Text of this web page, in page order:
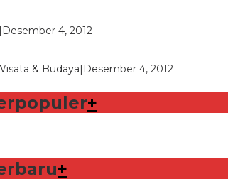
Desember 4, 2012
& Budaya Desember 4, 2012
+
+